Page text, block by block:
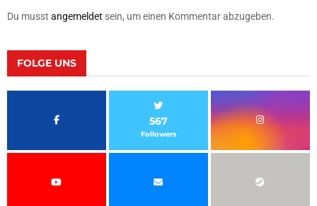
Du musst angemeldet sein, um einen Kommentar abzugeben.
FOLGE UNS
567
Followers